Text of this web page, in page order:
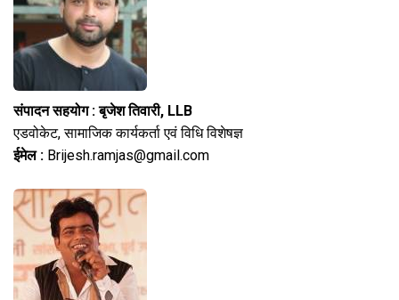
संपादन सहयोग : बृजेश तिवारी, LLB
एडवोकेट, सामाजिक कार्यकर्ता एवं विधि विशेषज्ञ
ईमेल : Brijesh.ramjas@gmail.com